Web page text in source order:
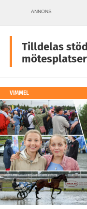
ANNONS
Tilldelas
VIMMEL